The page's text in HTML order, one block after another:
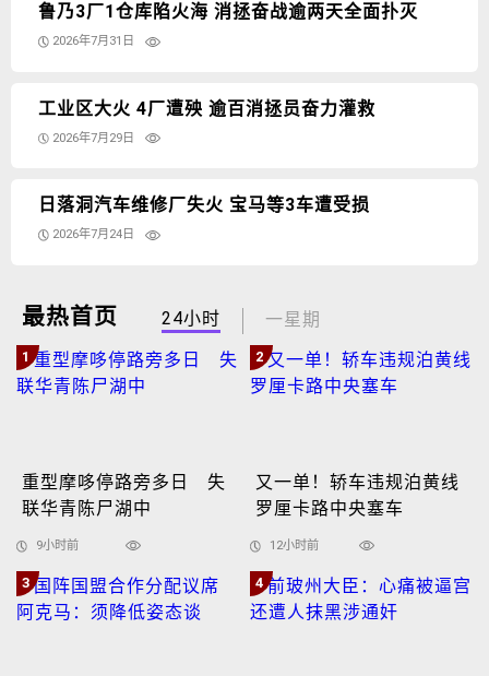
鲁乃3厂1仓库陷火海 消拯奋战逾两天全面扑灭
2026年7月31日
工业区大火 4厂遭殃 逾百消拯员奋力灌救
2026年7月29日
日落洞汽车维修厂失火 宝马等3车遭受损
2026年7月24日
最热首页 24小时 一星期
1
重型摩哆停路旁多日 失
联华青陈尸湖中
9小时前
2
又一单！轿车违规泊黄线
罗厘卡路中央塞车
12小时前
3 4